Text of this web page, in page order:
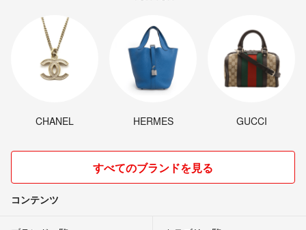
CHANEL HERMES GUCCI
すべてのブランドを見る
コンテンツ